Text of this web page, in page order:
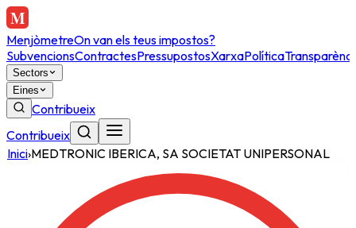
MenjòmetreOn van els teus impostos?
SubvencionsContractesPressupostosXarxaPolítica
Sectors
Eines
Contribueix
Contribueix
Inici›MEDTRONIC IBERICA, SA SOCIETAT UNIPERSONAL